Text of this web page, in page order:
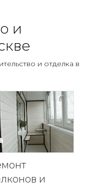
и
и отделка в
и